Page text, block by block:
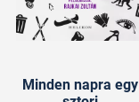
Minden napra egy